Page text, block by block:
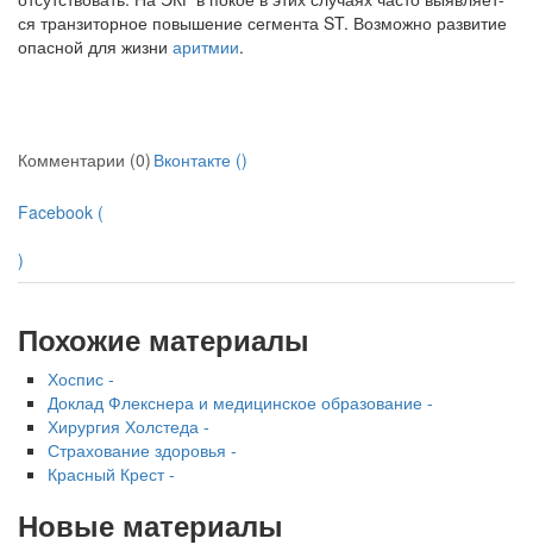
ся транзиторное повышение сегмента ST. Воз­можно развитие
опасной для жизни аритмии.
Комментарии (0) Вконтакте ()
Facebook (
)
Похожие материалы
Хоспис -
Доклад Флекснера и медицинское образование -
Хирургия Холстеда -
Страхование здоровья -
Красный Крест -
Новые материалы